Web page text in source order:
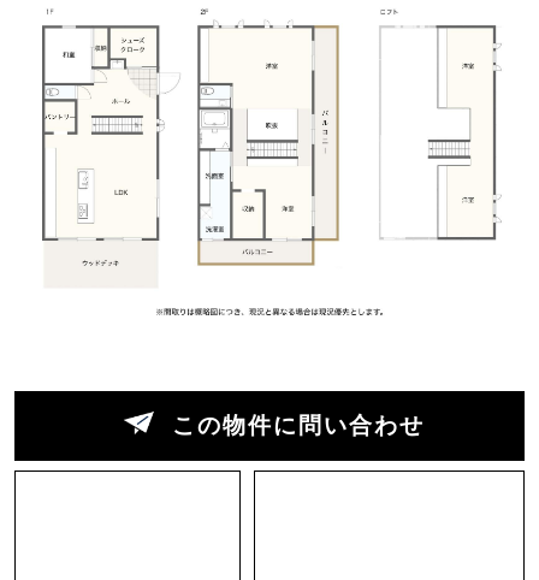
るだけ壁で仕切らないように設計されているの
で、家のどこにいても家族の気配をほのかに感じ
られます。
1階はゆったりとしたLDK。庭側の大きな窓から
明るい光が差し込みます。オープンキッチンで料
理して、LDKから続くウッドデッキでBBQも楽し
めそう。友人を招いてホームパーティーしたくな
ンで間仕切るような使い方が良さそう。
この物件に問い合わせ